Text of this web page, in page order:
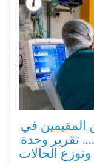
المقيمين في
تقرير وحدة
الحالات